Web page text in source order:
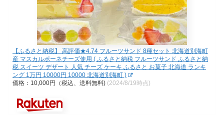
【ふるさと納税】 高評価★4.74 フルーツサンド 8種セット 北海道別海町
産 マスカルポーネチーズ使用 ( ふるさと納税 フルーツサンド ふるさと納
税 スイーツ デザート 人気 チーズ ケーキ ふるさと お菓子 北海道 ランキ
ング 1万円 10000円 10000 北海道別海町 )
価格：10,000円（税込、送料無料) (2024/8/19時点)